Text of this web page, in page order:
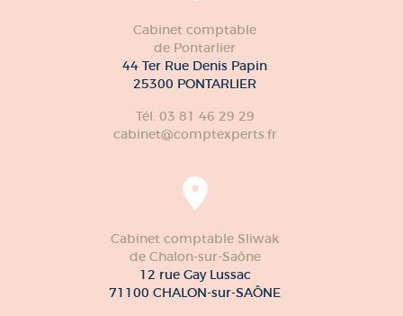
Cabinet comptable
de Pontarlier
44 Ter Rue Denis Papin
25300 PONTARLIER
Tél. 03 81 46 29 29
cabinet@comptexperts.fr
Cabinet comptable Sliwak
de Chalon-sur-Saône
12 rue Gay Lussac
71100 CHALON-sur-SAÔNE